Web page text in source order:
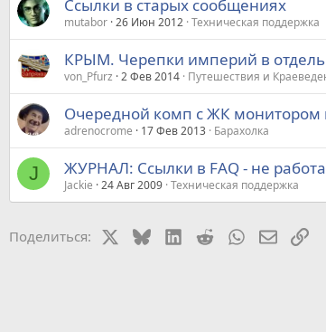
Ссылки в старых сообщениях
mutabor 26 Июн 2012 Техническая поддержка
КРЫМ. Черепки империй в
von_Pfurz 2 Фев 2014 Путешествия и
Очередной комп с ЖК монитором
adrenocrome 17 Фев 2013 Барахолка
J ЖУРНАЛ: Ссылки в FAQ - не
Jackie 24 Авг 2009 Техническая поддержка
Поделиться: BlueskyLinkedIn
Reddit WhatsApp